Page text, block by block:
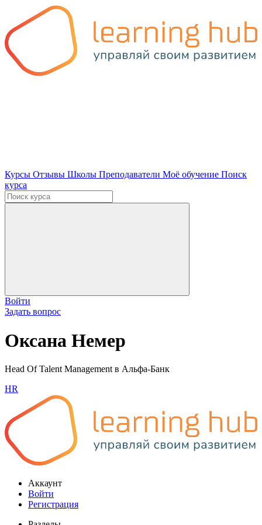
Курсы Отзывы Школы Преподаватели Моё обучение Поиск
курса
Войти
Задать вопрос
Оксана Немер
Head Of Talent Management в Альфа-Банк
HR
Аккаунт
Войти
Регистрация